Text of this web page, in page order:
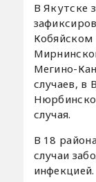
В Якутске
Кобяйском
Мегино-
случаев,
случая.
В 18
случаи
инфекцией.